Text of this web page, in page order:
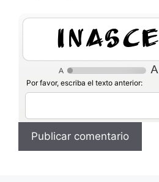
0fzG8v
Por favor, escriba el texto anterior: